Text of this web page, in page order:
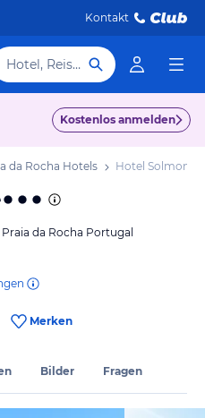
Kontakt
Hotel, Reiseziel
Kostenlos anmelden
da Rocha Hotels Hotel Solmonte
da Rocha Portugal
Merken
Bilder Fragen